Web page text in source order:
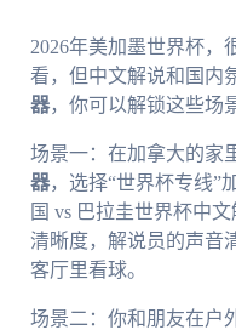
2026年美加墨世界杯，
看，但中文解说和国内
器，你可以解锁这些场
场景一：在加拿大的家
器，选择“世界杯专线”
国 vs 巴拉圭世界杯中
清晰度，解说员的声音
客厅里看球。
场景二：你和朋友在户